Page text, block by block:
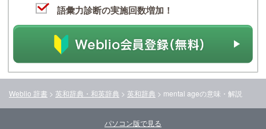
語彙力診断の実施回数増加！
Weblio 辞書 > 英和辞典・和英辞典 > 英和辞典 > mental ageの意味・解説
パソコン版で見る